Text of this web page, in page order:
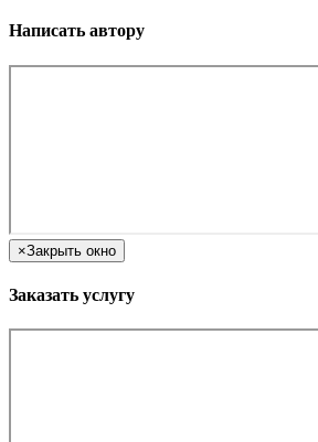
Написать автору
×Закрыть окно
Заказать услугу